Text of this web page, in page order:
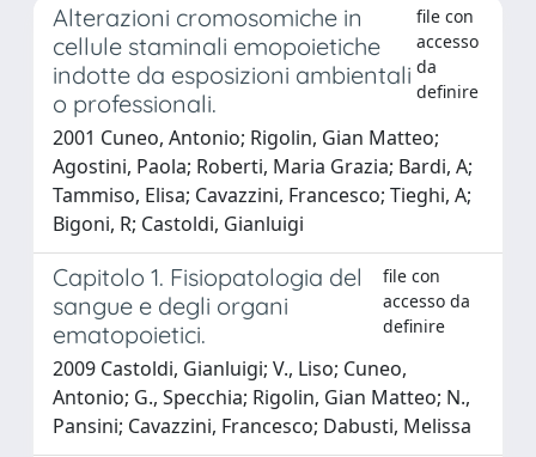
Alterazioni cromosomiche in
cellule staminali emopoietiche
indotte da esposizioni ambientali
o professionali.
file con
accesso
da
definire
2001 Cuneo, Antonio; Rigolin, Gian Matteo;
Agostini, Paola; Roberti, Maria Grazia; Bardi, A;
Tammiso, Elisa; Cavazzini, Francesco; Tieghi, A;
Bigoni, R; Castoldi, Gianluigi
Capitolo 1. Fisiopatologia del
sangue e degli organi
ematopoietici.
file con
accesso da
definire
2009 Castoldi, Gianluigi; V., Liso; Cuneo,
Antonio; G., Specchia; Rigolin, Gian Matteo; N.,
Pansini; Cavazzini, Francesco; Dabusti, Melissa